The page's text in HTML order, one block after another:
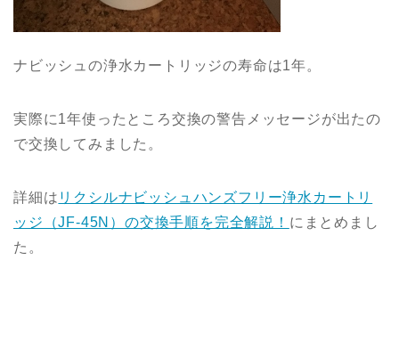
ナビッシュの浄水カートリッジの寿命は1年。
実際に1年使ったところ交換の警告メッセージが出たの
で交換してみました。
詳細は リクシルナビッシュハンズフリー浄水カートリ
ッジ（JF-45N）の交換手順を完全解説！ にまとめまし
た。